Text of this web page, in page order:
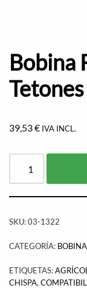
Bobina
Tetones
39,53€ IVA INCL.
SKU:03-1322
CATEGORÍA:
ETIQUETAS:
CHISPA,